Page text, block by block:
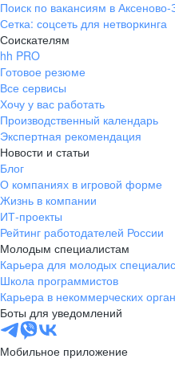
Поиск по вакансиям в
Сетка: соцсеть для нетворкинга
Соискателям
hh PRO
Готовое резюме
Все сервисы
Хочу у вас работать
Производственный календарь
Экспертная рекомендация
Новости и статьи
Блог
О компаниях в игровой форме
Жизнь в компании
ИТ-проекты
Рейтинг работодателей России
Молодым специалистам
Карьера для молодых
Школа программистов
Карьера в некоммерческих
Боты для уведомлений
Мобильное приложение